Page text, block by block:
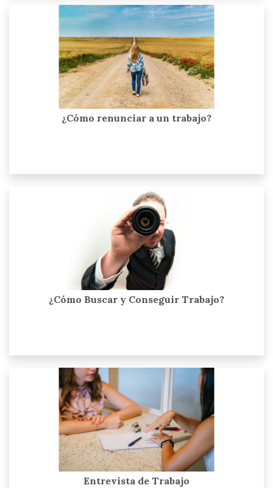
¿Cómo renunciar a un trabajo?
¿Cómo Buscar y Conseguir Trabajo?
Entrevista de Trabajo